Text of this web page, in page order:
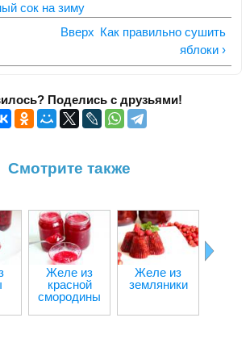
сок на зиму
Вверх Как правильно сушить
яблоки ›
Поделись с друзьями!
Смотрите также
Желе из
красной
смородины
Желе из
земляники